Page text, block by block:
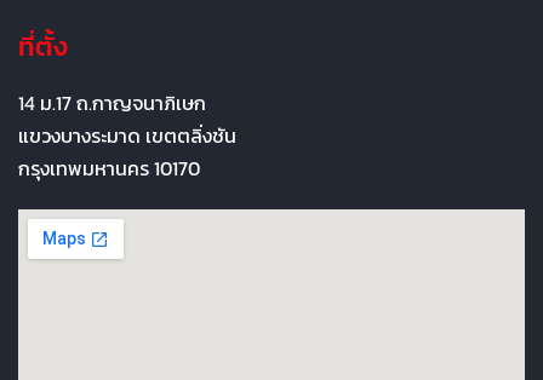
ที่ตั้ง
14 ม.17 ถ.กาญจนาภิเษก
แขวงบางระมาด เขตตลิ่งชัน
กรุงเทพมหานคร 10170